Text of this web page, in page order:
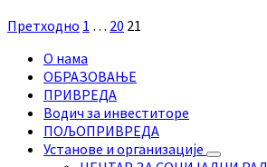
Претходно 1 … 20 21
О нама
ОБРАЗОВАЊЕ
ПРИВРЕДА
Водич за инвеститоре
ПОЉОПРИВРЕДА
Установе и организације